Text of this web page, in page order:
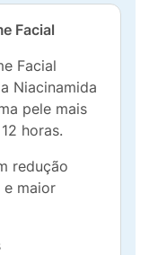
Facial
Facial
Niacinamida
pele mais
horas.
redução
e maior